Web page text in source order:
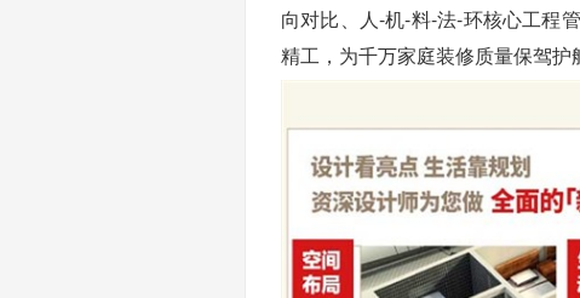
向对比、人-机-料-法-环核心工程
精工，为千万家庭装修质量保驾护